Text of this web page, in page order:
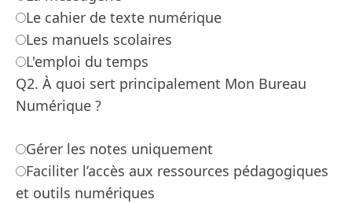
Le cahier de texte numérique
Les manuels scolaires
L'emploi du temps
Q2. À quoi sert principalement Mon Bureau
Numérique ?
Gérer les notes uniquement
Faciliter l’accès aux ressources pédagogiques
et outils numériques